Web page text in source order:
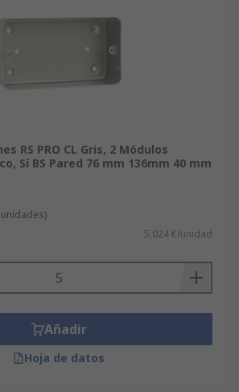
RS PRO CL Gris, 2 Módulos
Sí BS Pared 76 mm 136mm 40 mm
5,024 €/unidad
Añadir
Hoja de datos